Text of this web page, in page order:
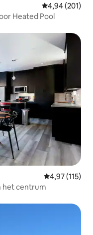
Gemiddelde
4,94 (201)
Heated Pool
Gemiddelde
4,97 (115)
het centrum